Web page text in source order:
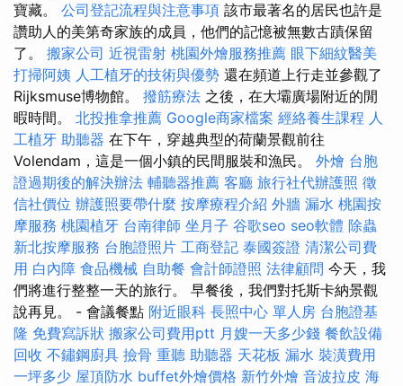
寶藏。 公司登記流程與注意事項 該市最著名的居民也許是
讚助人的美第奇家族的成員，他們的記憶被無數古蹟保留
了。 搬家公司 近視雷射 桃園外燴服務推薦 眼下細紋醫美
打掃阿姨 人工植牙的技術與優勢 還在頻道上行走並參觀了
Rijksmuse博物館。 撥筋療法 之後，在大壩廣場附近的閒
暇時間。 北投推拿推薦 Google商家檔案 經絡養生課程 人
工植牙 助聽器 在下午，穿越典型的荷蘭景觀前往
Volendam，這是一個小鎮的民間服裝和漁民。 外燴 台胞
證過期後的解決辦法 輔聽器推薦 客廳 旅行社代辦護照 徵
信社價位 辦護照要帶什麼 按摩療程介紹 外牆 漏水 桃園按
摩服務 桃園植牙 台南律師 坐月子 谷歌seo seo軟體 除蟲
新北按摩服務 台胞證照片 工商登記 泰國簽證 清潔公司費
用 白內障 食品機械 自助餐 會計師證照 法律顧問 今天，我
們將進行整整一天的旅行。 早餐後，我們對托斯卡納景觀
說再見。 - 會議餐點 附近眼科 長照中心 單人房 台胞證基
隆 免費寫訴狀 搬家公司費用ptt 月嫂一天多少錢 餐飲設備
回收 不鏽鋼廚具 撿骨 重聽 助聽器 天花板 漏水 裝潢費用
一坪多少 屋頂防水 buffet外燴價格 新竹外燴 音波拉皮 海